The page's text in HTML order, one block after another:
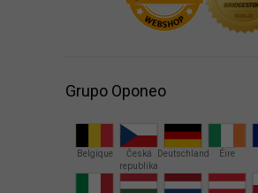
Grupo Oponeo
Belgique
Česká
republika
Deutschland Éire